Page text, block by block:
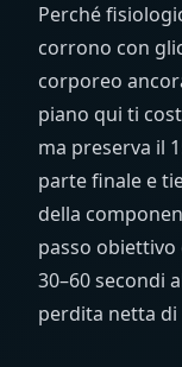
Perché
corrono con
corporeo
piano qui ti
ma preserva il
parte finale e
della
passo
30–60 secondi
perdita netta di